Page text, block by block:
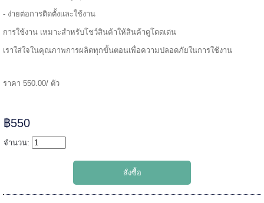
- ง่ายต่อการติดตั้งและใช้งาน
การใช้งาน เหมาะสำหรับโชว์สินค้าให้สินค้าดูโดดเด่น
เราใส่ใจในคุณภาพการผลิตทุกขั้นตอนเพื่อความปลอดภัยในการใช้งาน
ราคา 550.00/ ตัว
฿550
จำนวน: